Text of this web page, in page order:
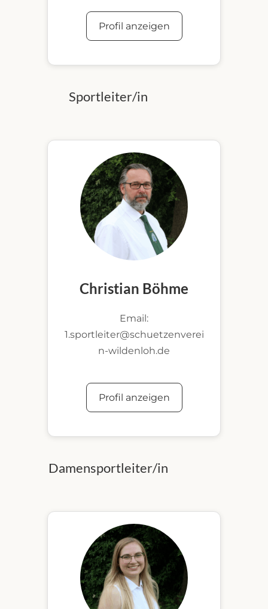
Profil anzeigen
Sportleiter/in
Christian Böhme
Email:
1.sportleiter@schuetzenverei
n-wildenloh.de
Profil anzeigen
Damensportleiter/in